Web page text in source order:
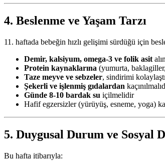
4. Beslenme ve Yaşam Tarzı
11. haftada bebeğin hızlı gelişimi sürdüğü için
Demir, kalsiyum, omega-3 ve folik asit
Protein kaynaklarına (yumurta,
Taze meyve ve sebzeler, sindirimi
Şekerli ve işlenmiş gıdalardan
Günde 8-10 bardak su içilmelidir
Hafif egzersizler (yürüyüş, esneme, yoga)
5. Duygusal Durum ve Sosyal
Bu hafta itibarıyla: